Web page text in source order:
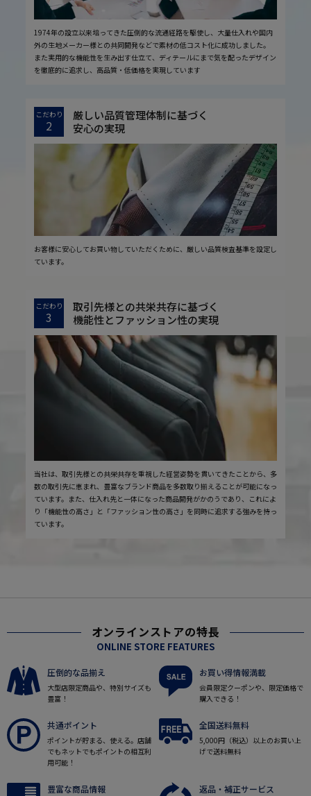
1974年の設立以来培ってきた圧倒的な流通経路を駆使し、大量仕入れや国内
外の生地メーカー様との共同開発などで素材の低コスト化に成功しました。
また実用的な機能性を生み出す仕立て、ディテールにまで気を配ったデザイン
を徹底的に追求し、高品質・低価格を実現しています
こだわり
2
厳しい品質管理体制に基づく
安心の実現
お客様に安心してお買い物していただくために、厳しい品質検査基準を設定し
ています。
こだわり
3
取引先様との共栄共存に基づく
機能性とファッション性の実現
当社は、取引先様との共栄共存を重視した経営姿勢を貫いてきたことから、多
数の取引先に恵まれ、豊富なブランド商品を多数取り揃えることが可能になっ
ています。また、仕入れ先と一体になった商品開発がかのうであり、これによ
り「機能性の高さ」と「ファッション性の高さ」を同時に追求する強みを持っ
ています。
オンラインストアの特長
ONLINE STORE FEATURES
圧倒的な品揃え
大型店限定商品や、特別サイズも
豊富！
お買い得情報満載
会員限定クーポンや、限定価格で
購入できる！
共通ポイント
ポイントが貯まる、使える。店舗
でもネットでもポイントの相互利
用可能！
全国送料無料
5,000円（税込）以上のお買い上
げで送料無料
豊富な商品情報 返品・補正サービス